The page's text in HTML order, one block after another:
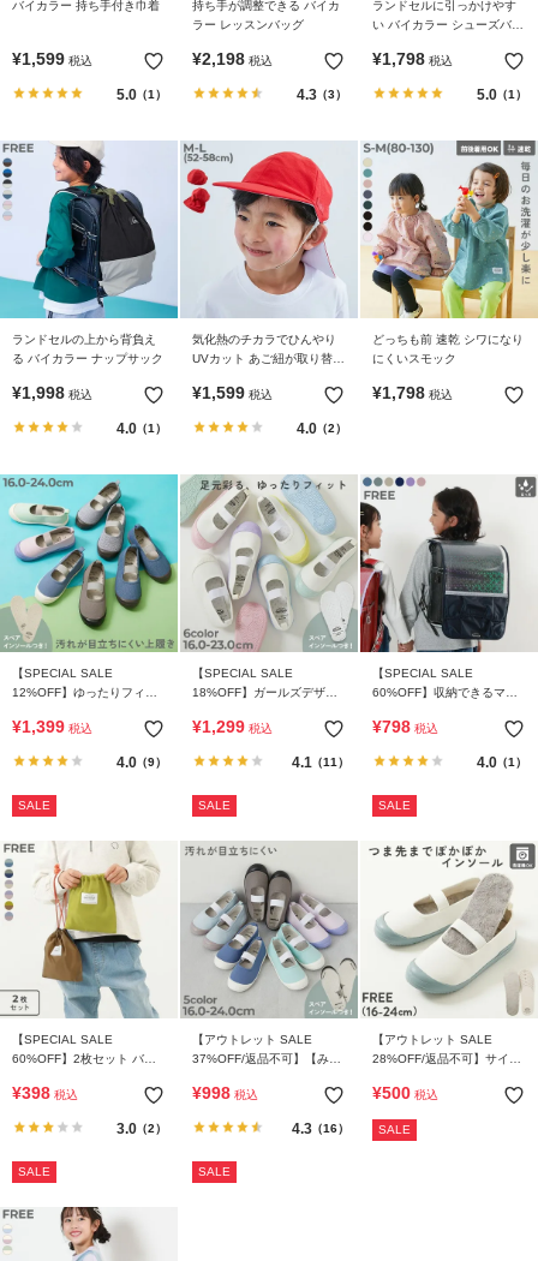
バイカラー 持ち手付き巾着
¥1,599 税込
5.0（1）
持ち手が調整できる バイカ
ラー レッスンバッグ
¥2,198 税込
4.3（3）
ランドセルに引っかけやす
い バイカラー シューズバッ
¥1,798 税込
5.0（1）
ランドセルの上から背負え
る バイカラー ナップサック
¥1,998 税込
4.0（1）
気化熱のチカラでひんやり
UVカット あご紐が取り替え
(替えゴム紐付き)
¥1,599 税込
4.0（2）
どっちも前 速乾 シワになり
にくいスモック
¥1,798 税込
【SPECIAL SALE
12%OFF】ゆったりフィッ
上履き(上靴) インソール2枚
¥1,399 税込
4.0（9）
SALE
【SPECIAL SALE
18%OFF】ガールズデザイ
(上靴) インソール2枚付き
¥1,299 税込
4.1（11）
SALE
【SPECIAL SALE
60%OFF】収納できるマチ
ドセルカバー
¥798 税込
4.0（1）
SALE
【SPECIAL SALE
60%OFF】2枚セット バケ
¥398 税込
3.0（2）
SALE
【アウトレット SALE
37%OFF/返品不可】【みん
れが目立たない カラー上履
¥998 税込
4.3（16）
SALE
【アウトレット SALE
28%OFF/返品不可】サイズ
シブル あったかインソール
¥500 税込
SALE